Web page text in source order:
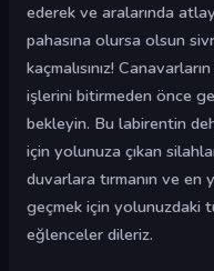
ederek ve aralarında
pahasına olursa olsun
kaçmalısınız!
işlerini bitirmeden önce
bekleyin. Bu labirentin
için yolunuza çıkan
duvarlara tırmanın ve
geçmek için yolunuzdaki
eğlenceler dileriz.